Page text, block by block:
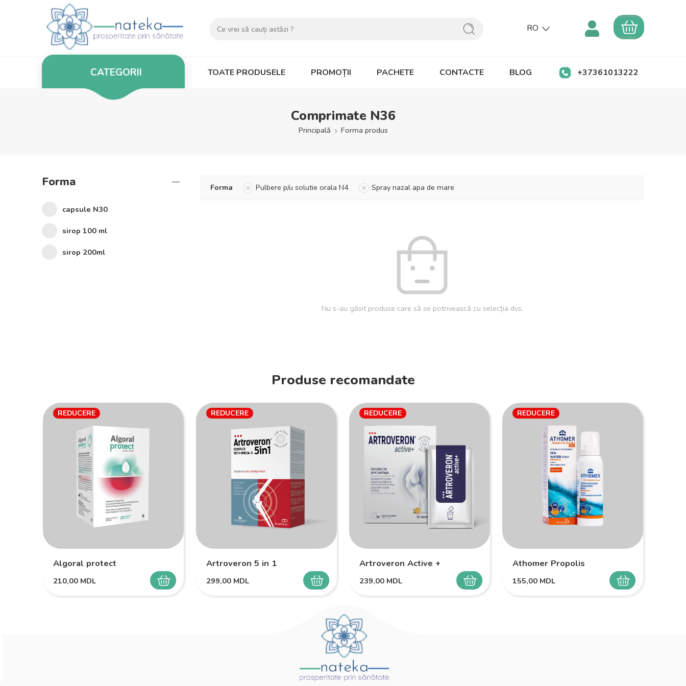
RO
CATEGORII TOATE PRODUSELE PROMOȚII PACHETE CONTACTE BLOG +37361013222
Comprimate N36
Principală Forma produs
Forma Pulbere p/u solutie orala N4 Spray nazal apa de mare
Nu s-au găsit produse care să se potrivească cu selecția dvs.
Forma
capsule N30
sirop 100 ml
sirop 200ml
Produse recomandate
REDUCERE
SELECTEAZĂ
Algoral protect
210,00 MDL
REDUCERE
SELECTEAZĂ
Artroveron 5 in 1
299,00 MDL
REDUCERE
SELECTEAZĂ
Artroveron Active +
239,00 MDL
REDUCERE
SELECTEAZĂ
Athomer Propolis
155,00 MDL